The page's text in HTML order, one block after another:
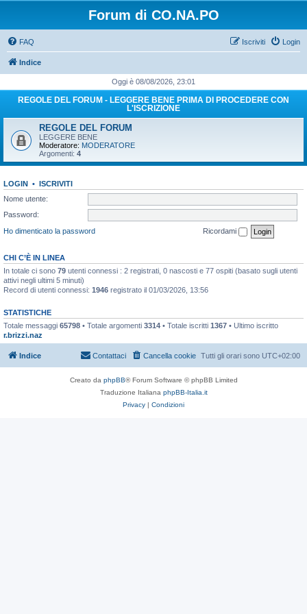
Forum di CO.NA.PO
FAQ Login
Iscriviti
Indice
Oggi è 08/08/2026, 23:01
REGOLE DEL FORUM - LEGGERE BENE PRIMA DI PROCEDERE CON
L'ISCRIZIONE
REGOLE DEL FORUM
LEGGERE BENE
Moderatore: MODERATORE
Argomenti: 4
LOGIN • ISCRIVITI
Nome utente:
Password:
Ho dimenticato la password
Ricordami
CHI C’È IN LINEA
In totale ci sono 79 utenti connessi : 2 registrati, 0 nascosti e 77 ospiti (basato sugli utenti
attivi negli ultimi 5 minuti)
Record di utenti connessi: 1946 registrato il 01/03/2026, 13:56
STATISTICHE
Totale messaggi 65798 • Totale argomenti 3314 • Totale iscritti 1367 • Ultimo iscritto
r.brizzi.naz
Indice Tutti gli orari sono UTC+02:00
Cancella cookie
Contattaci
Creato da phpBB® Forum Software © phpBB Limited
Traduzione Italiana phpBB-Italia.it
Privacy | Condizioni